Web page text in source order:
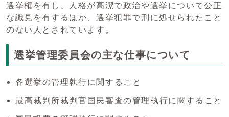
選挙権を有し、人格が高潔で政治や選挙について公正
な識見を有するほか、選挙犯罪で刑に処せられたこと
のない人とされています。
選挙管理委員会の主な仕事について
各選挙の管理執行に関すること
最高裁判所裁判官国民審査の管理執行に関すること